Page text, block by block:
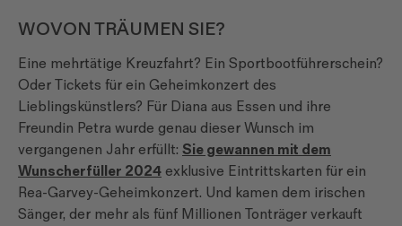
WOVON TRÄUMEN SIE?
Eine mehrtätige Kreuzfahrt? Ein Sportbootführerschein?
Oder Tickets für ein Geheimkonzert des
Lieblingskünstlers? Für Diana aus Essen und ihre
Freundin Petra wurde genau dieser Wunsch im
vergangenen Jahr erfüllt: Sie gewannen mit dem
Wunscherfüller 2024 exklusive Eintrittskarten für ein
Rea-Garvey-Geheimkonzert. Und kamen dem irischen
Sänger, der mehr als fünf Millionen Tonträger verkauft